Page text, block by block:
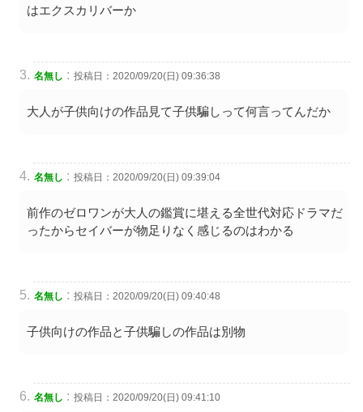
はエクスカリバーか
名無し : 投稿日：2020/09/20(日) 09:36:38
大人が子供向けの作品見て子供騙しって何言ってんだか
名無し : 投稿日：2020/09/20(日) 09:39:04
前作のゼロワンが大人の鑑賞に堪える全世代対応ドラマだ
ったからセイバーが物足りなく感じるのはわかる
名無し : 投稿日：2020/09/20(日) 09:40:48
子供向けの作品と子供騙しの作品は別物
名無し : 投稿日：2020/09/20(日) 09:41:10